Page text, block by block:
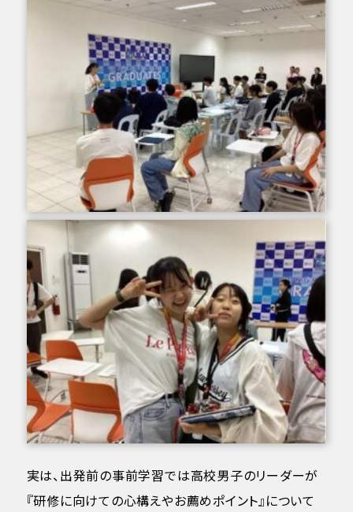
実は、出発前の事前学習では高校男子のリーダーが
『研修に向けての心構えやお薦めポイント』について